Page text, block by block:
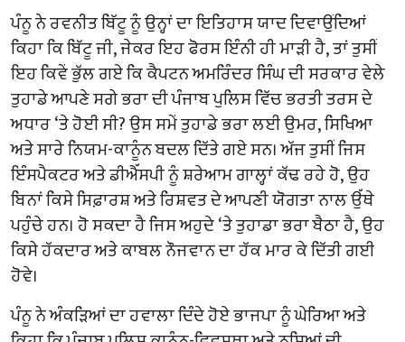
ਪੰਨੂ ਨੇ ਰਵਨੀਤ ਬਿੱਟੂ ਨੂੰ ਉਨ੍ਹਾਂ ਦਾ ਇਤਿਹਾਸ ਯਾਦ ਦਿਵਾਉਂਦਿਆਂ
ਕਿਹਾ ਕਿ ਬਿੱਟੂ ਜੀ, ਜੇਕਰ ਇਹ ਫੋਰਸ ਇੰਨੀ ਹੀ ਮਾੜੀ ਹੈ, ਤਾਂ ਤੁਸੀਂ
ਇਹ ਕਿਵੇਂ ਭੁੱਲ ਗਏ ਕਿ ਕੈਪਟਨ ਅਮਰਿੰਦਰ ਸਿੰਘ ਦੀ ਸਰਕਾਰ ਵੇਲੇ
ਤੁਹਾਡੇ ਆਪਣੇ ਸਗੇ ਭਰਾ ਦੀ ਪੰਜਾਬ ਪੁਲਿਸ ਵਿੱਚ ਭਰਤੀ ਤਰਸ ਦੇ
ਅਧਾਰ ‘ਤੇ ਹੋਈ ਸੀ? ਉਸ ਸਮੇਂ ਤੁਹਾਡੇ ਭਰਾ ਲਈ ਉਮਰ, ਸਿਖਿਆ
ਅਤੇ ਸਾਰੇ ਨਿਯਮ-ਕਾਨੂੰਨ ਬਦਲ ਦਿੱਤੇ ਗਏ ਸਨ। ਅੱਜ ਤੁਸੀਂ ਜਿਸ
ਇੰਸਪੈਕਟਰ ਅਤੇ ਡੀਐੱਸਪੀ ਨੂੰ ਸ਼ਰੇਆਮ ਗਾਲ੍ਹਾਂ ਕੱਢ ਰਹੇ ਹੋ, ਉਹ
ਬਿਨਾਂ ਕਿਸੇ ਸਿਫ਼ਾਰਸ਼ ਅਤੇ ਰਿਸ਼ਵਤ ਦੇ ਆਪਣੀ ਯੋਗਤਾ ਨਾਲ ਉੱਥੇ
ਪਹੁੰਚੇ ਹਨ। ਹੋ ਸਕਦਾ ਹੈ ਜਿਸ ਅਹੁਦੇ ‘ਤੇ ਤੁਹਾਡਾ ਭਰਾ ਬੈਠਾ ਹੈ, ਉਹ
ਕਿਸੇ ਹੱਕਦਾਰ ਅਤੇ ਕਾਬਲ ਨੌਜਵਾਨ ਦਾ ਹੱਕ ਮਾਰ ਕੇ ਦਿੱਤੀ ਗਈ
ਹੋਵੇ।
ਪੰਨੂ ਨੇ ਅੰਕੜਿਆਂ ਦਾ ਹਵਾਲਾ ਦਿੰਦੇ ਹੋਏ ਭਾਜਪਾ ਨੂੰ ਘੇਰਿਆ ਅਤੇ